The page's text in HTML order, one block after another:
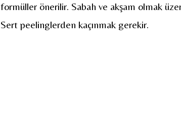
formüller önerilir. Sabah ve akşam olmak
Sert peelinglerden kaçınmak gerekir.